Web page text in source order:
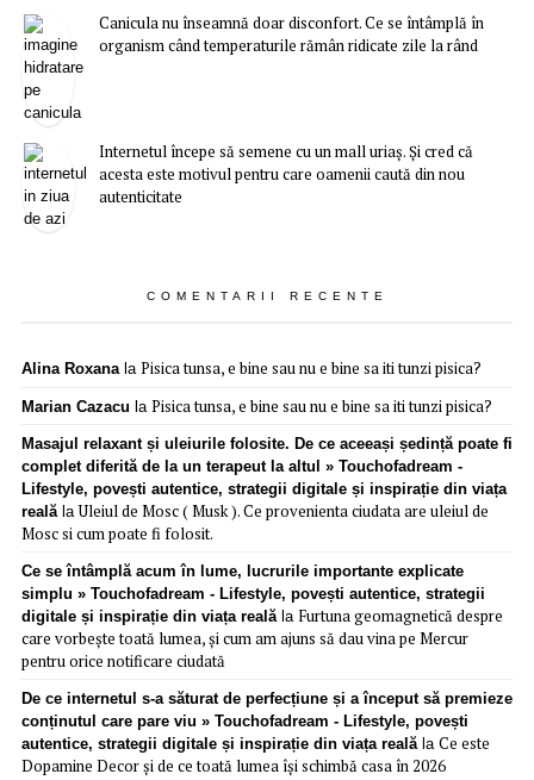
Canicula nu înseamnă doar disconfort. Ce se întâmplă în
organism când temperaturile rămân ridicate zile la rând
Internetul începe să semene cu un mall uriaș. Și cred că
acesta este motivul pentru care oamenii caută din nou
autenticitate
COMENTARII RECENTE
Alina Roxanala Pisica tunsa, e bine sau nu e bine sa iti tunzi pisica?
Marian Cazacu la Pisica tunsa, e bine sau nu e bine sa iti tunzi pisica?
Masajul relaxant și uleiurile folosite. De ce aceeași ședință poate fi
complet diferită de la un terapeut la altul » Touchofadream -
Lifestyle, povești autentice, strategii digitale și inspirație din viața
realălaUleiul de Mosc ( Musk ). Ce provenienta ciudata are uleiul de
Mosc si cum poate fi folosit.
Ce se întâmplă acum în lume, lucrurile importante explicate
simplu » Touchofadream - Lifestyle, povești autentice, strategii
digitale și inspirație din viața realăla Furtuna geomagnetică despre
care vorbește toată lumea, și cum am ajuns să dau vina pe Mercur
pentru orice notificare ciudată
De ce internetul s-a săturat de perfecțiune și a început să premieze
conținutul care pare viu » Touchofadream - Lifestyle, povești
autentice, strategii digitale și inspirație din viața realăla Ce este
Dopamine Decor și de ce toată lumea își schimbă casa în 2026